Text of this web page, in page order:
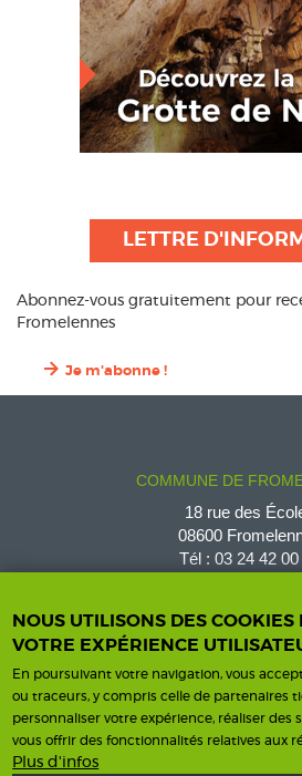
LETTRE
Abonnez-vous gratuitement pour
Fromelennes
Je m'abonne !
COMMUNE DE
18 rue des
08600
Tél : 03 24 42 00
Horaires
NOUS UTILISONS DES
VOTRE EXPÉRIENCE
En poursuivant votre navigation, vous
ou traceurs, y compris celle de partenaires
personnaliser votre expérience, réaliser des
vous offrir des fonctionnalités relatives aux
Plus d'infos